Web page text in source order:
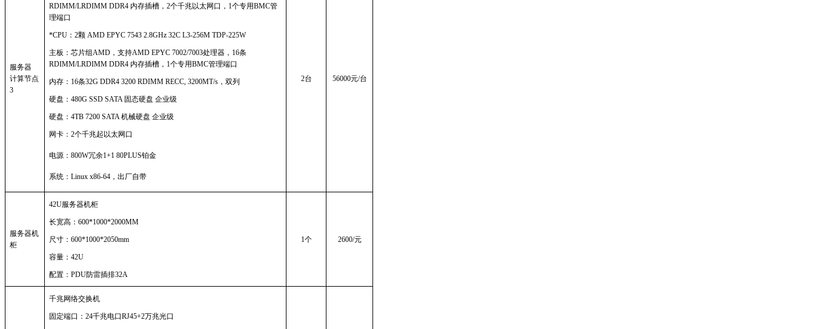
服务器
计算节点
3
RDIMM/LRDIMM DDR4 内存插槽，2个千兆以太网口，1个专用BMC管
理端口
*CPU：2颗 AMD EPYC 7543 2.8GHz 32C L3-256M TDP-225W
主板：芯片组AMD，支持AMD EPYC 7002/7003处理器，16条
RDIMM/LRDIMM DDR4 内存插槽，1个专用BMC管理端口
内存： 16条32G DDR4 3200 RDIMM RECC, 3200MT/s，双列
硬盘： 480G SSD SATA 固态硬盘 企业级
硬盘： 4TB 7200 SATA 机械硬盘 企业级
网卡： 2个千兆起以太网口
电源： 800W冗余1+1 80PLUS铂金
系统： Linux x86-64，出厂自带
2台 56000元/台
服务器机
柜
42U服务器机柜
长宽高： 600*1000*2000MM
尺寸： 600*1000*2050mm
容量： 42U
配置： PDU防雷插排32A
1个 2600/元
千兆网络交换机
固定端口： 24千兆电口RJ45+2万兆光口